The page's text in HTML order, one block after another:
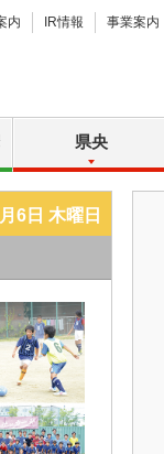
内 IR情報 事業案内
県央
6日 木曜日